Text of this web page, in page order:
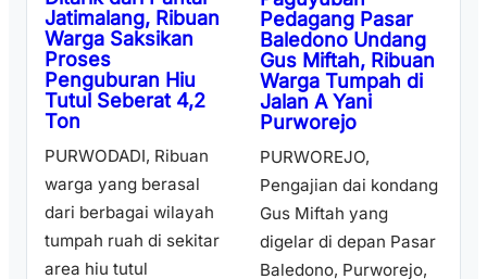
Jatimalang, Ribuan
Warga Saksikan
Proses
Penguburan Hiu
Tutul Seberat 4,2
Ton
PURWODADI, Ribuan
warga yang berasal
dari berbagai wilayah
tumpah ruah di sekitar
area hiu tutul
Pedagang Pasar
Baledono Undang
Gus Miftah, Ribuan
Warga Tumpah di
Jalan A Yani
Purworejo
PURWOREJO,
Pengajian dai kondang
Gus Miftah yang
digelar di depan Pasar
Baledono, Purworejo,